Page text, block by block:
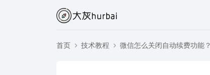
首页 技术教程 微信怎么关闭自动续费功能？